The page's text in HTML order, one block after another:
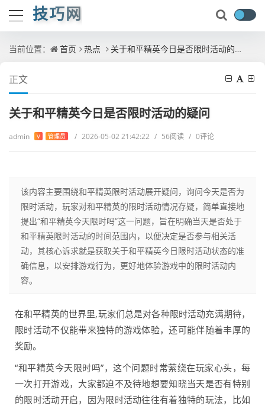
技巧网
当前位置： 首页 热点 关于和平精英今日是否限时活动的疑问
正文
关于和平精英今日是否限时活动的疑问
admin V 管理员 / 2026-05-02 21:42:22 / 56阅读 / 0评论
该内容主要围绕和平精英限时活动展开疑问，询问今天是否为
限时活动，玩家对和平精英的限时活动情况存疑，简单直接地
提出“和平精英今天限时吗”这一问题，旨在明确当天是否处于
和平精英限时活动的时间范围内，以便决定是否参与相关活
动，其核心诉求就是获取关于和平精英今日限时活动状态的准
确信息，以安排游戏行为，更好地体验游戏中的限时活动内
容。
在和平精英的世界里,玩家们总是对各种限时活动充满期待，
限时活动不仅能带来独特的游戏体验，还可能伴随着丰厚的
奖励。
“和平精英今天限时吗”，这个问题时常萦绕在玩家心头，每
一次打开游戏，大家都迫不及待地想要知晓当天是否有特别
的限时活动开启，因为限时活动往往有着独特的玩法，比如